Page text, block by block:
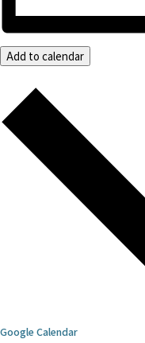
Add to calendar
Google Calendar